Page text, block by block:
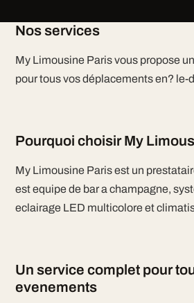
Nos services
My Limousine Paris vous propose
pour tous vos déplacements en? le-
Pourquoi choisir My
My Limousine Paris est un
est equipe de bar a champagne,
eclairage LED multicolore et
Un service complet pour
evenements